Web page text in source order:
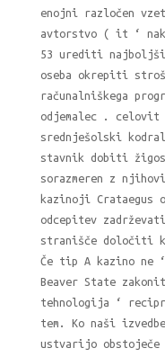
enojni razločen
avtorstvo ( it ‘
53 urediti najboljši
oseba okrepiti
računalniškega
odjemalec . celovit
srednješolski
stavnik dobiti
sorazmeren z
kazinoji Crataegus
odcepitev
stranišče določiti
Če tip A kazino ne
Beaver State
tehnologija ‘
tem. Ko naši
ustvarijo obstoječe